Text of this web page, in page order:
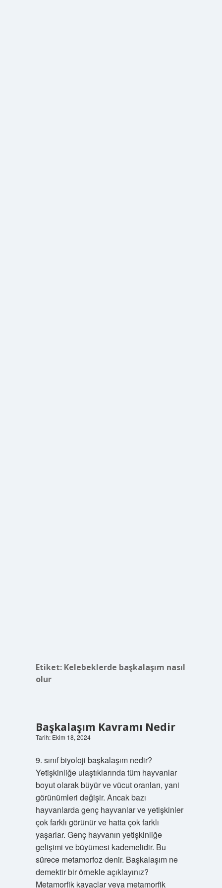
Etiket: Kelebeklerde başkalaşım nasıl
olur
Başkalaşım Kavramı Nedir
Tarih: Ekim 18, 2024
9. sınıf biyoloji başkalaşım nedir?
Yetişkinliğe ulaştıklarında tüm hayvanlar
boyut olarak büyür ve vücut oranları, yani
görünümleri değişir. Ancak bazı
hayvanlarda genç hayvanlar ve yetişkinler
çok farklı görünür ve hatta çok farklı
yaşarlar. Genç hayvanın yetişkinliğe
gelişimi ve büyümesi kademelidir. Bu
sürece metamorfoz denir. Başkalaşım ne
demektir bir örnekle açıklayınız?
Metamorfik kayaçlar veya metamorfik